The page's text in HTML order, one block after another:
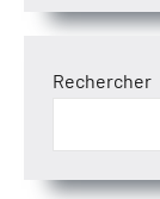
Rechercher